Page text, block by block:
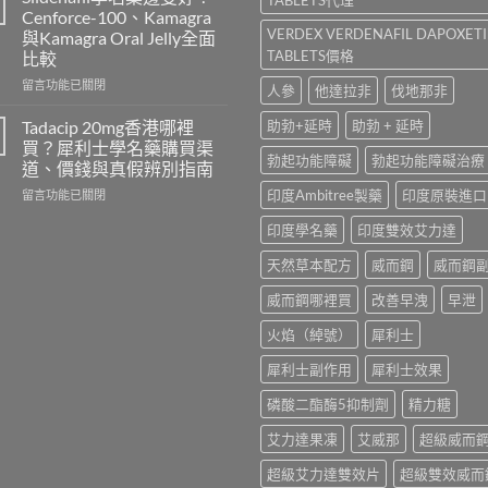
Viagra
一
粒
多
少
廠
與
學
名
威
而
鋼
與
必
勁
怎
麼
選？
2026
Cenforce-100、Kamagra
與Kamagra Oral Jelly全面
比較
在
學
名
藥
邊
隻
留言功能已關閉
Tadacip 20mg香港哪裡
買？犀利士學名藥購買渠
道、價錢與真假辨別指南
在
留言功能已關閉
VERDEX VERDENAFIL
TABLETS價格
人參
他達拉非
伐地那非
助勃+延時
助勃 + 延時
勃起功能障礙
勃起功能障礙治療
印度Ambitree製藥
印度原裝進口
印度學名藥
印度雙效艾力達
天然草本配方
威而鋼
威而鋼
威而鋼哪裡買
改善早洩
早泄
火焰（綽號）
犀利士
犀利士副作用
犀利士效果
磷酸二酯酶5抑制劑
精力糖
艾力達果凍
艾威那
超級威而鋼
超級艾力達雙效片
超級雙效威而